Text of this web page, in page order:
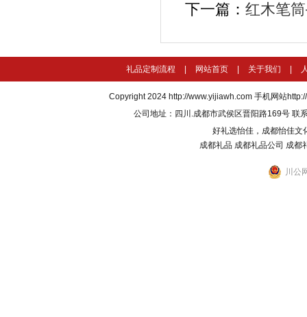
下一篇： 红木笔
礼品定制流程 网站首页 关于我们
Copyright 2024 http://www.yijiawh.com 手机网站
公司地址：四川.成都市武侯区晋阳路169号
好礼选怡佳，成都怡佳文
成都礼品 成都礼品公司 成都
川公